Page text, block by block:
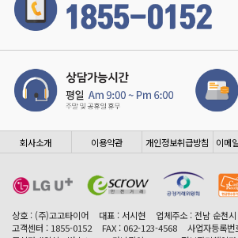
회사소개 이용약관 개인정보취급방침 이메
상호 : (주)고고타이어 대표 : 서시현
업체주소 : 전남 순천
고객센터 : 1855-0152
FAX : 062-123-4568
사업자등록